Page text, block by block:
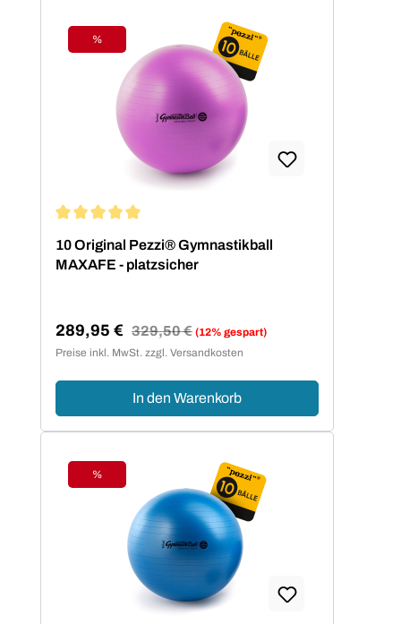
Rabatt
%
10 Original Pezzi® Gymnastikball
MAXAFE - platzsicher
Verkaufspreis:
289,95 € Regulärer Preis:
329,50 € (12% gespart)
Preise inkl. MwSt. zzgl. Versandkosten
In den Warenkorb
Rabatt
%